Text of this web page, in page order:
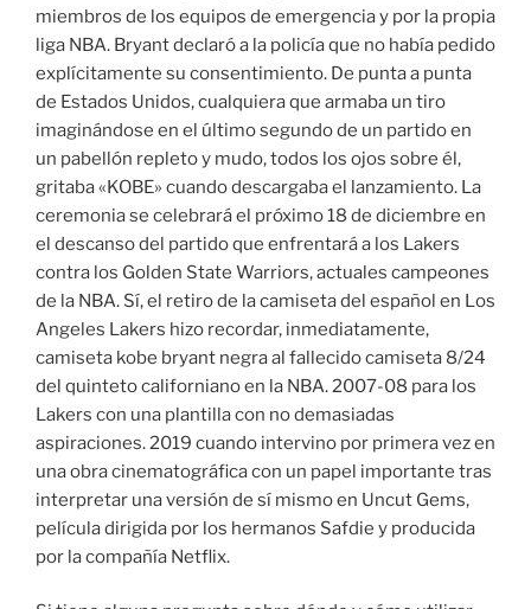
miembros de los equipos de emergencia y por la propia
liga NBA. Bryant declaró a la policía que no había pedido
explícitamente su consentimiento. De punta a punta
de Estados Unidos, cualquiera que armaba un tiro
imaginándose en el último segundo de un partido en
un pabellón repleto y mudo, todos los ojos sobre él,
gritaba «KOBE» cuando descargaba el lanzamiento. La
ceremonia se celebrará el próximo 18 de diciembre en
el descanso del partido que enfrentará a los Lakers
contra los Golden State Warriors, actuales campeones
de la NBA. Sí, el retiro de la camiseta del español en Los
Angeles Lakers hizo recordar, inmediatamente,
camiseta kobe bryant negra al fallecido camiseta 8/24
del quinteto californiano en la NBA. 2007-08 para los
Lakers con una plantilla con no demasiadas
aspiraciones. 2019 cuando intervino por primera vez en
una obra cinematográfica con un papel importante tras
interpretar una versión de sí mismo en Uncut Gems,
película dirigida por los hermanos Safdie y producida
por la compañía Netflix.